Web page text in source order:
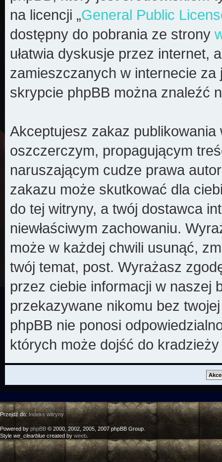
na licencji „General Public
dostępny do pobrania ze strony
ułatwia dyskusje przez internet,
zamieszczanych w internecie
skrypcie phpBB można znaleźć
Akceptujesz zakaz
oszczerczym, propagującym
naruszającym cudze prawa
zakazu może skutkować dla
do tej witryny, a twój dostawca
niewłaściwym zachowaniu.
może w każdej chwili usunąć,
twój temat, post. Wyrażasz
przez ciebie informacji w naszej
przekazywane nikomu bez
phpBB nie ponosi
których może dojść do
Przejdź do: Indeks witryny
Powered by phpBB © 2000, 2002, 2005, 2007 phpBB Group.
Style we_clearblue created by weeb